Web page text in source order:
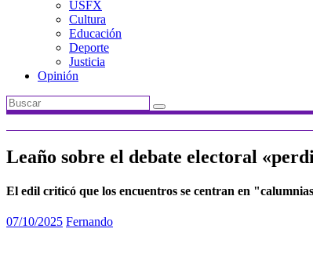
USFX
Cultura
Educación
Deporte
Justicia
Opinión
Leaño sobre el debate electoral
El edil criticó que los encuentros se centran en
07/10/2025 Fernando